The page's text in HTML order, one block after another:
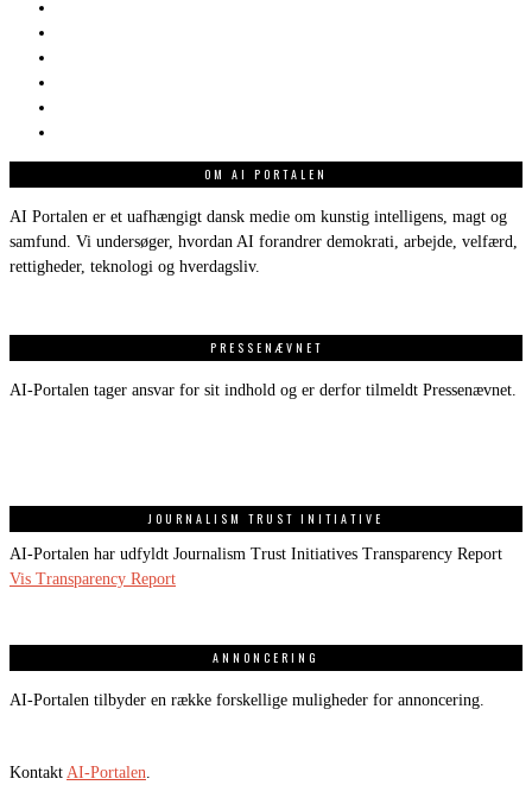
OM AI PORTALEN
AI Portalen er et uafhængigt dansk medie om kunstig intelligens, magt og
samfund. Vi undersøger, hvordan AI forandrer demokrati, arbejde, velfærd,
rettigheder, teknologi og hverdagsliv.
PRESSENÆVNET
AI-Portalen tager ansvar for sit indhold og er derfor tilmeldt Pressenævnet.
JOURNALISM TRUST INITIATIVE
AI-Portalen har udfyldt Journalism Trust Initiatives Transparency Report
Vis Transparency Report
ANNONCERING
AI-Portalen tilbyder en række forskellige muligheder for annoncering.
Kontakt AI-Portalen